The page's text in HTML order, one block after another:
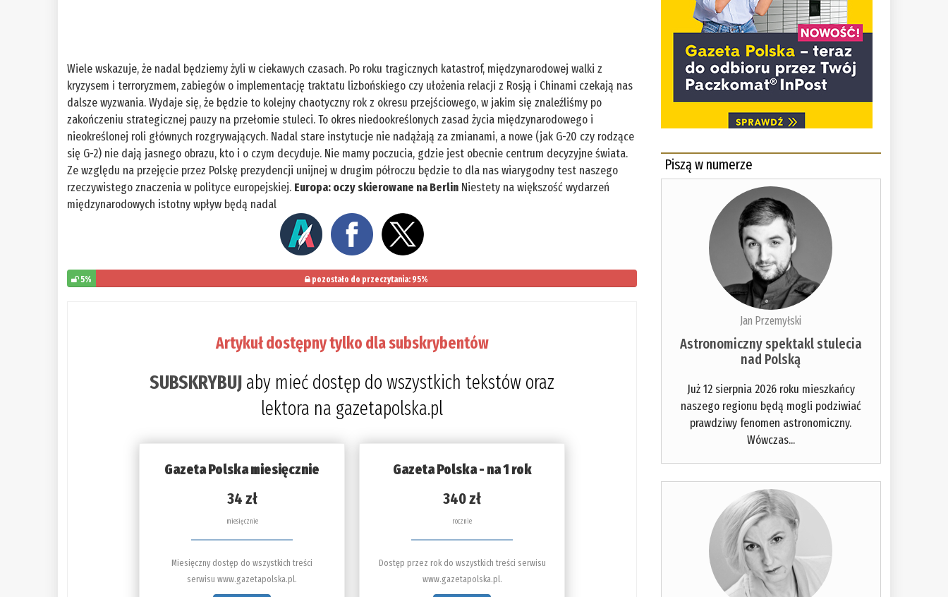
Wiele wskazuje, że nadal będziemy żyli w ciekawych czasach. Po roku tragicznych katastrof, międzynarodowej walki z
kryzysem i terroryzmem, zabiegów o implementację traktatu lizbońskiego czy ułożenia relacji z Rosją i Chinami czekają nas
dalsze wyzwania. Wydaje się, że będzie to kolejny chaotyczny rok z okresu przejściowego, w jakim się znaleźliśmy po
zakończeniu strategicznej pauzy na przełomie stuleci. To okres niedookreślonych zasad życia międzynarodowego i
nieokreślonej roli głównych rozgrywających. Nadal stare instytucje nie nadążają za zmianami, a nowe (jak G-20 czy rodzące
się G-2) nie dają jasnego obrazu, kto i o czym decyduje. Nie mamy poczucia, gdzie jest obecnie centrum decyzyjne świata.
Ze względu na przejęcie przez Polskę prezydencji unijnej w drugim półroczu będzie to dla nas wiarygodny test naszego
rzeczywistego znaczenia w polityce europejskiej. Europa: oczy skierowane na Berlin Niestety na większość wydarzeń
międzynarodowych istotny wpływ będą nadal
5% pozostało do przeczytania: 95%
Artykuł dostępny tylko dla subskrybentów
SUBSKRYBUJ aby mieć dostęp do wszystkich tekstów oraz
lektora na gazetapolska.pl
Gazeta Polska miesięcznie
34 zł
miesięcznie
Miesięczny dostęp do wszystkich treści
serwisu www.gazetapolska.pl.
Gazeta Polska - na 1 rok
340 zł
rocznie
Dostęp przez rok do wszystkich treści serwisu
www.gazetapolska.pl.
Piszą w numerze
Jan Przemyłski
Astronomiczny spektakl stulecia
nad Polską
Już 12 sierpnia 2026 roku mieszkańcy
naszego regionu będą mogli podziwiać
prawdziwy fenomen astronomiczny.
Wówczas...